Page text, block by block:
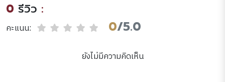
0 รีวิว :
คะแนน: 0/5.0
ยังไม่มีความคิดเห็น